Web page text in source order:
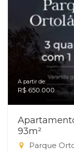
A partir de:
R$ 650.000
93m²
Parque